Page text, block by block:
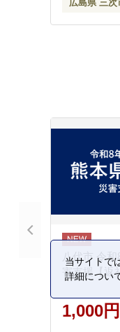
広島県 三次
八代市 令
害支援【返
1,000円
当サイトで
詳細につい